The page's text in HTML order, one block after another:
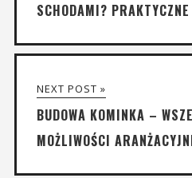
SCHODAMI?
NEXT POST »
BUDOWA KOMINKA –
MOŻLIWOŚCI